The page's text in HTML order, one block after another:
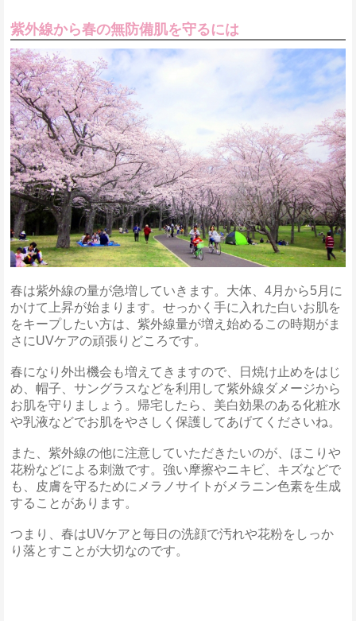
紫外線から春の無防備肌を守るには
春は紫外線の量が急増していきます。大体、4月から5月に
かけて上昇が始まります。せっかく手に入れた白いお肌を
をキープしたい方は、紫外線量が増え始めるこの時期がま
さにUVケアの頑張りどころです。
春になり外出機会も増えてきますので、日焼け止めをはじ
め、帽子、サングラスなどを利用して紫外線ダメージから
お肌を守りましょう。帰宅したら、美白効果のある化粧水
や乳液などでお肌をやさしく保護してあげてくださいね。
また、紫外線の他に注意していただきたいのが、ほこりや
花粉などによる刺激です。強い摩擦やニキビ、キズなどで
も、皮膚を守るためにメラノサイトがメラニン色素を生成
することがあります。
つまり、春はUVケアと毎日の洗顔で汚れや花粉をしっか
り落とすことが大切なのです。